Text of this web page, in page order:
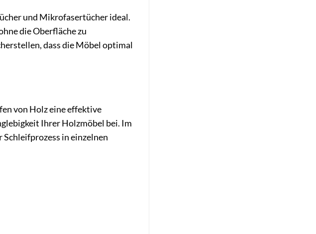
und Mikrofasertücher ideal.
die Oberfläche zu
dass die Möbel optimal
von Holz eine effektive
Ihrer Holzmöbel bei. Im
in einzelnen